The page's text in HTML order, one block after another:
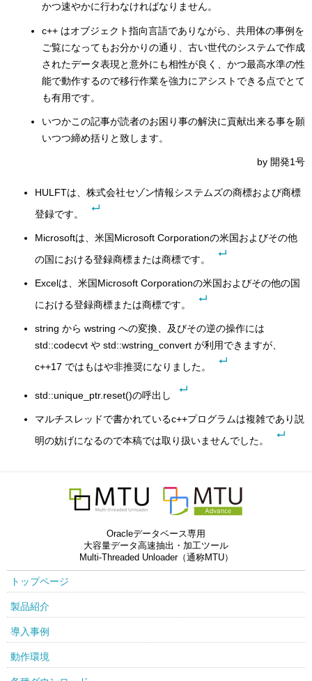
かつ速やかに行わなければなりません。
c++ はオブジェクト指向言語でありながら、共用体の事例を
ご覧になってもお分かりの通り、古い世代のシステムで作成
されたデータ表現と意外にも相性が良く、かつ最高水準の性
能で動作するので移行作業を強力にアシストできる点でとて
も有用です。
いつかこの記事が読者のお困り事の解決に貢献出来る事を願
いつつ締め括りと致します。
by 開発1号
HULFTは、株式会社セゾン情報システムズの商標および商標
登録です。
Microsoftは、米国Microsoft Corporationの米国およびその他
の国における登録商標または商標です。
Excelは、米国Microsoft Corporationの米国およびその他の国
における登録商標または商標です。
string から wstring への変換、及びその逆の操作には
std::codecvt や std::wstring_convert が利用できますが、
c++17 ではもはや非推奨になりました。
std::unique_ptr.reset()の呼出し
マルチスレッドで書かれているc++プログラムは複雑であり説
明の妨げになるので本稿では取り扱いませんでした。
Oracleデータベース専用
大容量データ高速抽出・加工ツール
Multi-Threaded Unloader（通称MTU）
トップページ
製品紹介
導入事例
動作環境